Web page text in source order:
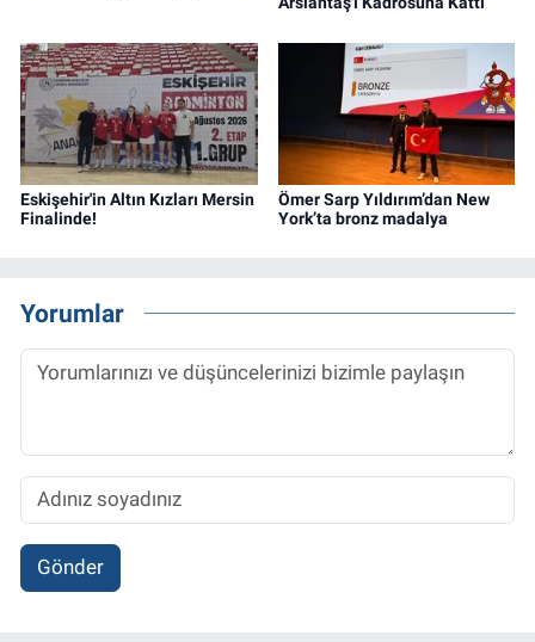
Eskişehir'in Altın Kızları Mersin
Finalinde!
Ömer Sarp Yıldırım’dan New
York’ta bronz madalya
Yorumlar
Gönder